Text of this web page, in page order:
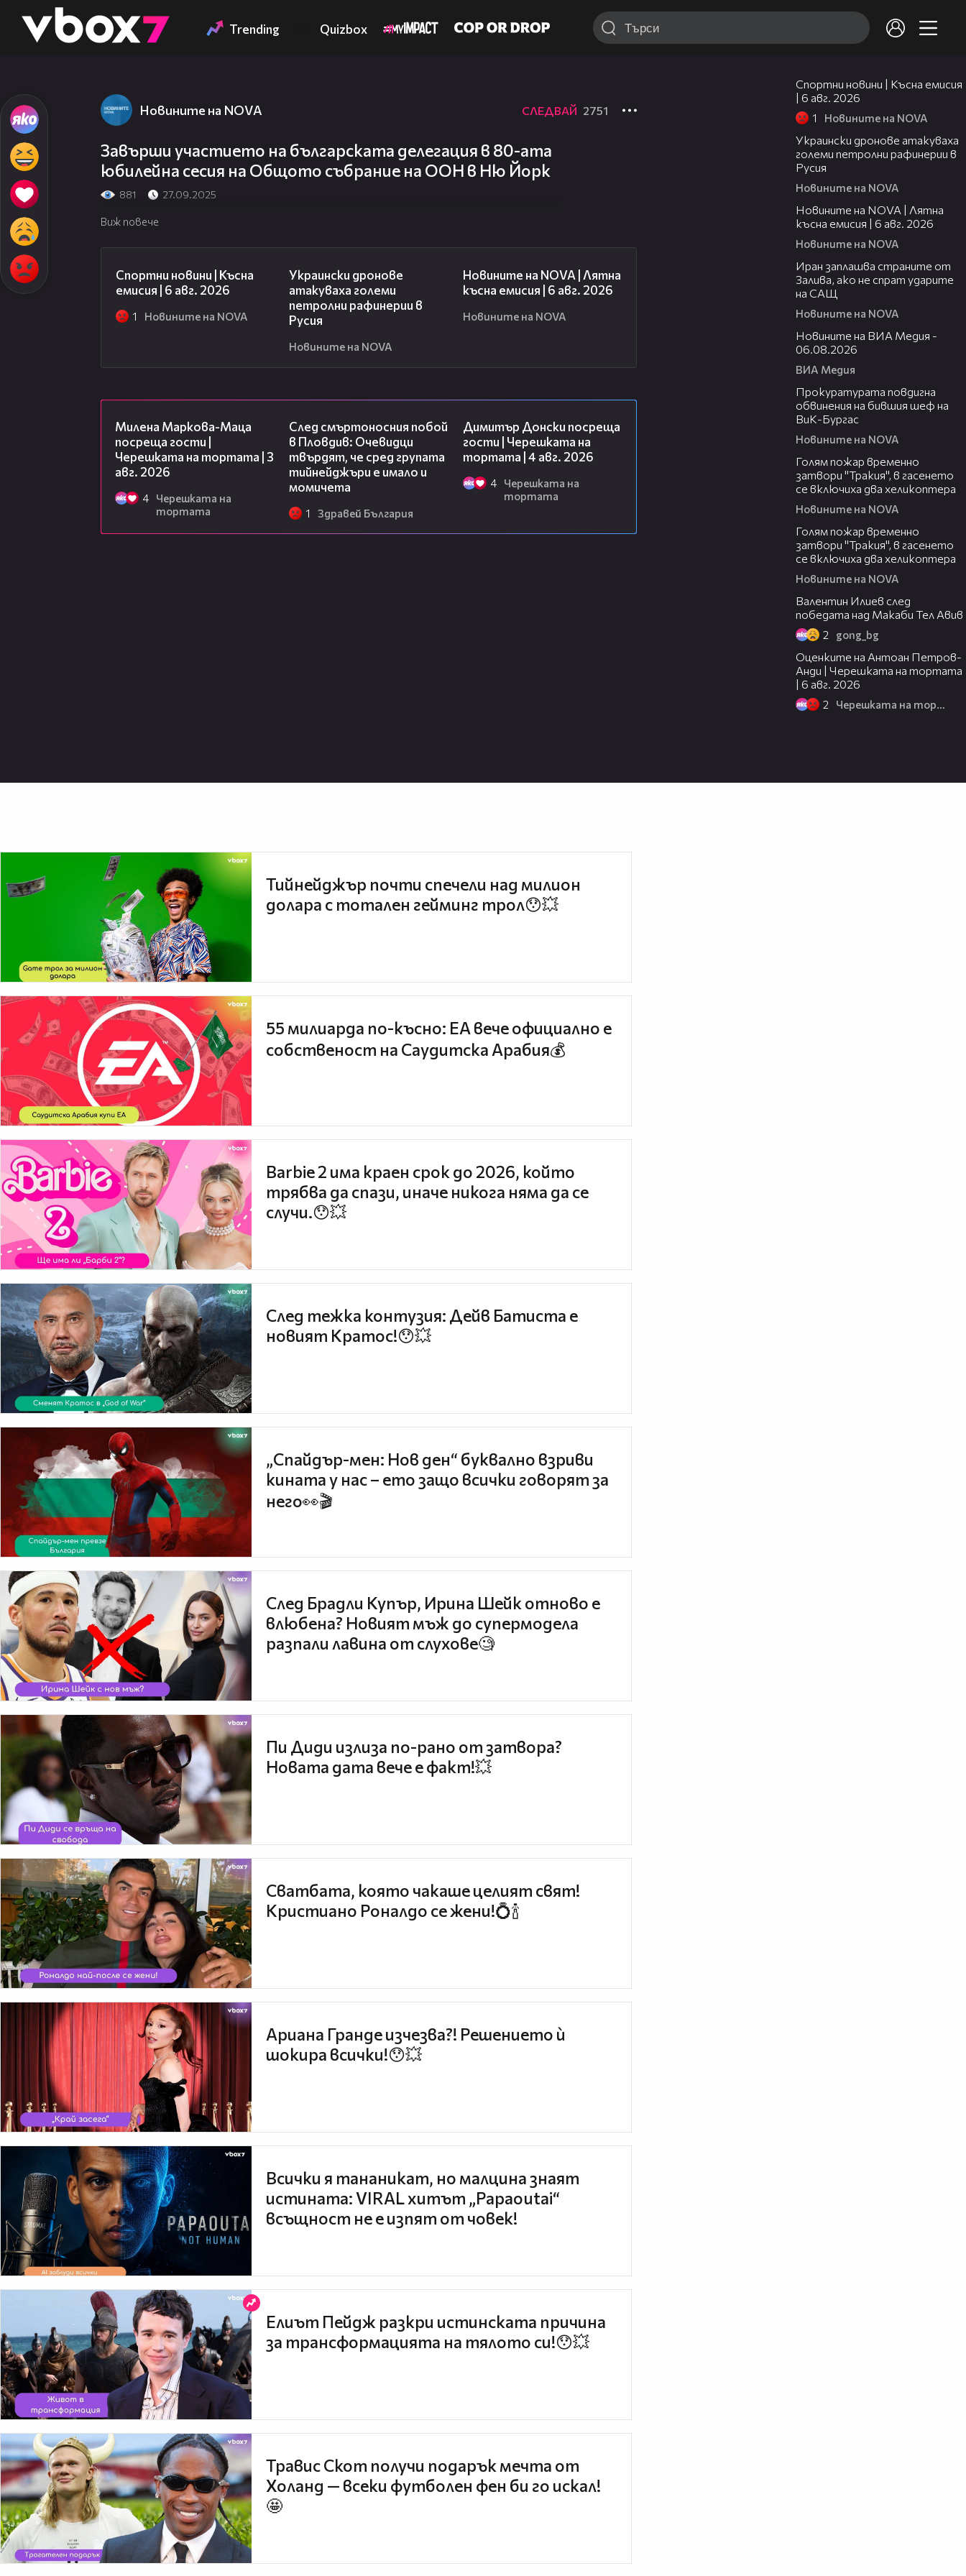
👾 Trending Quizbox
Новините на NOVA СЛЕДВАЙ 2751
Завърши участието на българската делегация в 80-ата
юбилейна сесия на Общото събрание на ООН в Ню Йорк
881 27.09.2025
Виж повече
Спортни новини | Късна
емисия | 6 авг. 2026
1 Новините на NOVA
Украински дронове
атакуваха големи
петролни рафинерии в
Русия
Новините на NOVA
Новините на NOVA | Лятна
късна емисия | 6 авг. 2026
Новините на NOVA
Милена Маркова-Маца
посреща гости |
Черешката на тортата | 3
авг. 2026
4
Черешката на
тортата
След смъртоносния побой
в Пловдив: Очевидци
твърдят, че сред групата
тийнейджъри е имало и
момичета
1 Здравей България
Димитър Донски посреща
гости | Черешката на
тортата | 4 авг. 2026
4
Черешката на
тортата
Спортни новини | Късна емисия
| 6 авг. 2026
1 Новините на NOVA
Украински дронове атакуваха
големи петролни рафинерии в
Русия
Новините на NOVA
Новините на NOVA | Лятна
късна емисия | 6 авг. 2026
Новините на NOVA
Иран заплашва страните от
Залива, ако не спрат ударите
на САЩ
Новините на NOVA
Новините на ВИА Медия -
06.08.2026
ВИА Медия
Прокуратурата повдигна
обвинения на бившия шеф на
ВиК-Бургас
Новините на NOVA
Голям пожар временно
затвори "Тракия", в гасенето
се включиха два хеликоптера
Новините на NOVA
Голям пожар временно
затвори "Тракия", в гасенето
се включиха два хеликоптера
Новините на NOVA
Валентин Илиев след
победата над Макаби Тел Авив
2 gong_bg
Оценките на Антоан Петров-
Анди | Черешката на тортата
| 6 авг. 2026
2 Черешката на тортата
Тийнейджър почти спечели над милион
долара с тотален гейминг трол😯💥
55 милиарда по-късно: EA вече официално е
собственост на Саудитска Арабия💰
Barbie 2 има краен срок до 2026, който
трябва да спази, иначе никога няма да се
случи.😯💥
След тежка контузия: Дейв Батиста е
новият Кратос!😯💥
„Спайдър-мен: Нов ден“ буквално взриви
кината у нас – ето защо всички говорят за
него👀🎬
След Брадли Купър, Ирина Шейк отново е
влюбена? Новият мъж до супермодела
разпали лавина от слухове🧐
Пи Диди излиза по-рано от затвора?
Новата дата вече е факт!💥
Сватбата, която чакаше целият свят!
Кристиано Роналдо се жени!💍🍾
Ариана Гранде изчезва?! Решението ѝ
шокира всички!😯💥
Всички я тананикат, но малцина знаят
истината: VIRAL хитът „Papaoutai“
всъщност не е изпят от човек!
Елиът Пейдж разкри истинската причина
за трансформацията на тялото си!😯💥
Травис Скот получи подарък мечта от
Холанд — всеки футболен фен би го искал!
🤩